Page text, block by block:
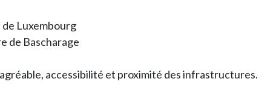
Luxembourg
de Bascharage
accessibilité et proximité des infrastructures.